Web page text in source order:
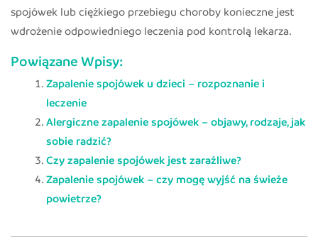
spojówek lub ciężkiego przebiegu choroby konieczne jest
wdrożenie odpowiedniego leczenia pod kontrolą lekarza.
Powiązane Wpisy:
Zapalenie spojówek u dzieci – rozpoznanie i
leczenie
Alergiczne zapalenie spojówek – objawy, rodzaje, jak
sobie radzić?
Czy zapalenie spojówek jest zaraźliwe?
Zapalenie spojówek – czy mogę wyjść na świeże
powietrze?